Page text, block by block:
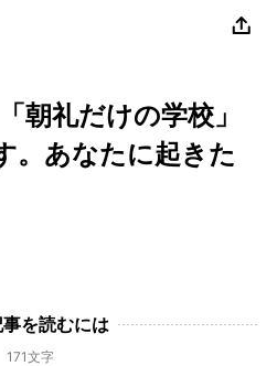
朝礼だけの学校」
。あなたに起きた
を読むには
171文字